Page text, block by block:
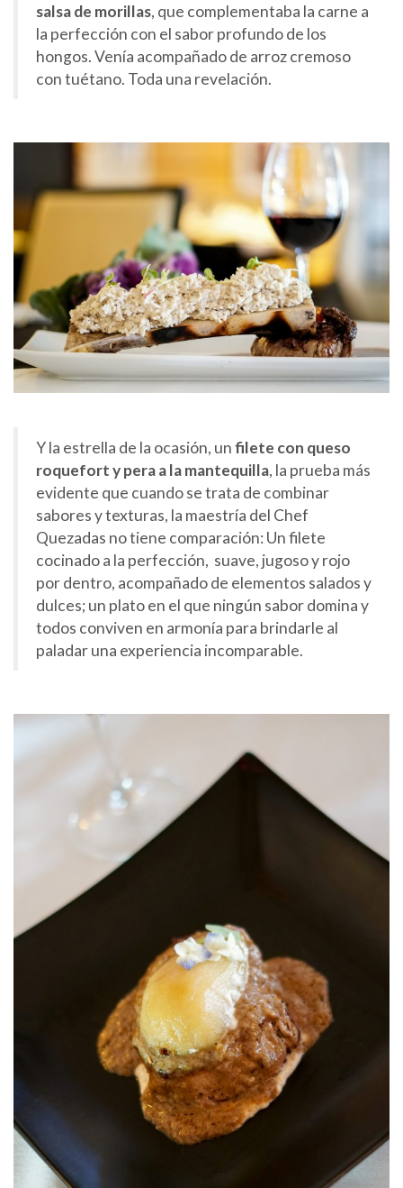
salsa de morillas, que complementaba la carne a
la perfección con el sabor profundo de los
hongos. Venía acompañado de arroz cremoso
con tuétano. Toda una revelación.
Y la estrella de la ocasión, unfilete con queso
roquefort y pera a la mantequilla, la prueba más
evidente que cuando se trata de combinar
sabores y texturas, la maestría del Chef
Quezadas no tiene comparación: Un filete
cocinado a la perfección, suave, jugoso y rojo
por dentro, acompañado de elementos salados y
dulces; un plato en el que ningún sabor domina y
todos conviven en armonía para brindarle al
paladar una experiencia incomparable.